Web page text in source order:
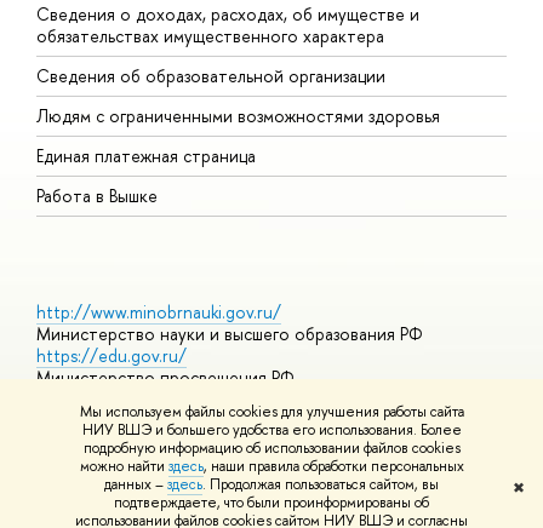
Мы используем файлы cookies для улучшения работы сайта
НИУ ВШЭ и большего удобства его использования. Более
подробную информацию об использовании файлов cookies
можно найти здесь, наши правила обработки персональных
данных –здесь. Продолжая пользоваться сайтом, вы
подтверждаете, что были проинформированы об
использовании файлов cookies сайтом НИУ ВШЭ и согласны
✖
Сведения о доходах, расходах, об имуществе и
обязательствах имущественного характера
Сведения об образовательной организации
Людям с ограниченными возможностями здоровья
Единая платежная страница
Работа в Вышке
http://www.minobrnauki.gov.ru/
Министерство науки и высшего образования РФ
https://edu.gov.ru/
Министерство просвещения РФ
https://elearning.hse.ru/mooc
Массовые открытые онлайн-курсы
© НИУ ВШЭ 1993–2026 Адреса и контактыУсловия
использования материалов Политика конфиденциальности